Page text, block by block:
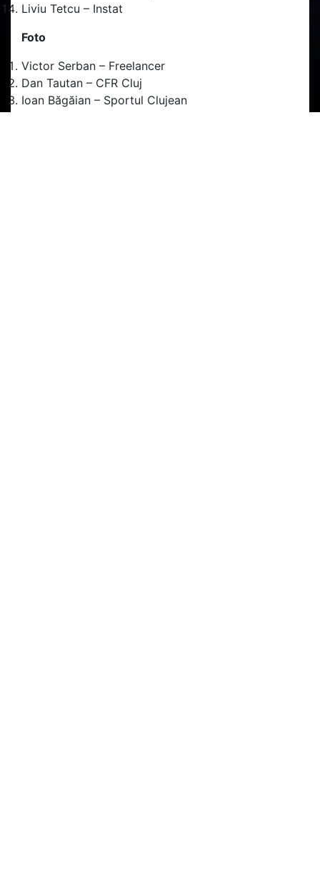
Liviu Tetcu – Instat
Foto
Victor Serban – Freelancer
Dan Tautan – CFR Cluj
Ioan Băgăian – Sportul Clujean